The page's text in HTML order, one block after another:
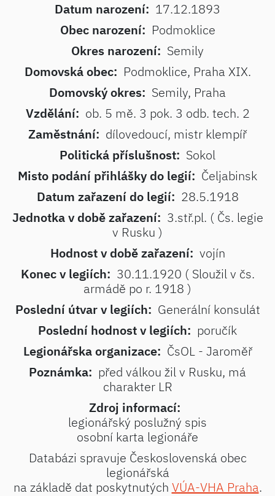
Datum narození: 17.12.1893
Obec narození: Podmoklice
Okres narození: Semily
Domovská obec: Podmoklice, Praha XIX.
Domovský okres: Semily, Praha
Vzdělání: ob. 5 mě. 3 pok. 3 odb. tech. 2
Zaměstnání: dílovedoucí, mistr klempíř
Politická příslušnost: Sokol
Misto podání přihlášky do legií: Čeljabinsk
Datum zařazení do legií: 28.5.1918
Jednotka v době zařazení: 3.stř.pl. ( Čs. legie
v Rusku )
Hodnost v době zařazení: vojín
Konec v legiích: 30.11.1920 ( Sloužil v čs.
armádě po r. 1918 )
Poslední útvar v legiích: Generální konsulát
Poslední hodnost v legiích: poručík
Legionářska organizace: ČsOL - Jaroměř
Poznámka: před válkou žil v Rusku, má
charakter LR
Zdroj informací:
legionářský poslužný spis
osobní karta legionáře
Databázi spravuje Československá obec
legionářská
na základě dat poskytnutých VÚA-VHA Praha.